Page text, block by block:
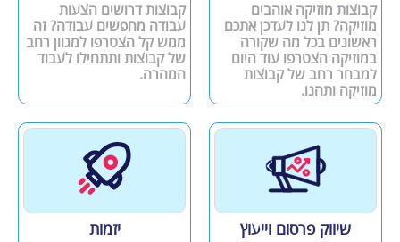
קבוצות מוזיקה אוהבים
מוזיקה? תן לנו לעדכן אתכם
ראשונים בכל מה שקורה
במוזיקה הצטרפו עוד היום
למבחר רחב של קבוצות
מוזיקה ותהנו.
קבוצות דרושים הצעות
עבודה מחפשים עבודה? זה
ממש קל הצטרפו למגוון רחב
של קבוצות ותתחילו לעבוד
המהרה.
שיווק פרסום וייעוץ יזמות